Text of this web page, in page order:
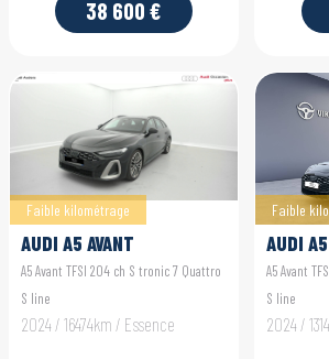
38 600 €
Faible kilométrage
AUDI A5 AVANT
A5 Avant TFSI 204 ch S tronic 7 Quattro
S line
2024 / 16474km / Essence
Faible
AUDI
A5 Avant
S line
2024 /